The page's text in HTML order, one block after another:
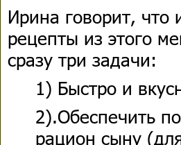
Ирина говорит, что
рецепты из этого
сразу три задачи:
1) Быстро и
2).Обеспечить
рацион сыну